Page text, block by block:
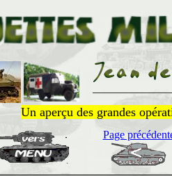
Un aperçu des grandes
Page